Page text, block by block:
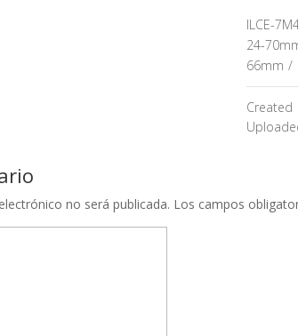
ILCE-
24-
66mm /
Created
no será publicada. Los campos